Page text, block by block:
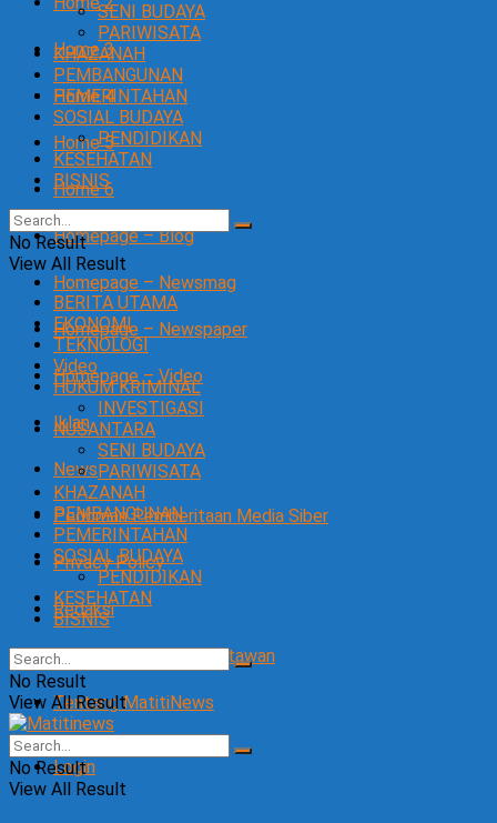
Home 3
Home 4
Home 5
Home 6
Homepage – Blog
Homepage – Newsmag
Homepage – Newspaper
Homepage – Video
Iklan
News
Pedoman Pemberitaan Media Siber
Privacy Policy
Redaksi
SOP Perlindungan Wartawan
Tentang MatitiNews
Login
SENI BUDAYA
PARIWISATA
KHAZANAH
PEMBANGUNAN
PEMERINTAHAN
SOSIAL BUDAYA
PENDIDIKAN
KESEHATAN
BISNIS
No Result
View All Result
BERITA UTAMA
EKONOMI
TEKNOLOGI
Video
HUKUM KRIMINAL
INVESTIGASI
NUSANTARA
SENI BUDAYA
PARIWISATA
KHAZANAH
PEMBANGUNAN
PEMERINTAHAN
SOSIAL BUDAYA
PENDIDIKAN
KESEHATAN
BISNIS
No Result
View All Result
No Result
View All Result